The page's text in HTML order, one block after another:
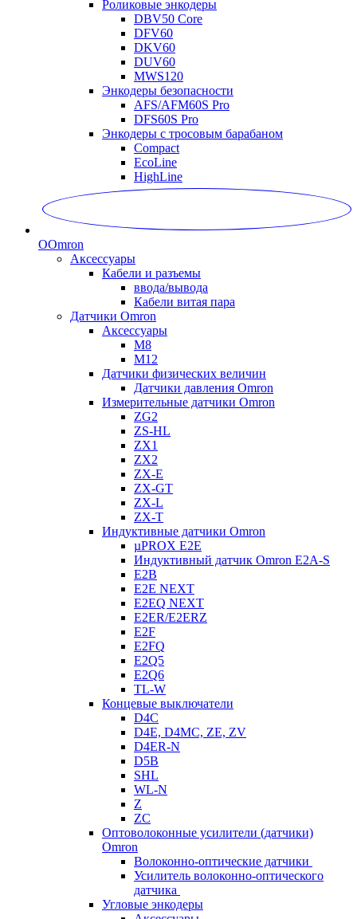
Роликовые энкодеры
DBV50 Core
DFV60
DKV60
DUV60
MWS120
Энкодеры безопасности
AFS/AFM60S Pro
DFS60S Pro
Энкодеры с тросовым барабаном
Compact
EcoLine
HighLine
OOmron
Аксессуары
Кабели и разъемы
ввода/вывода
Кабели витая пара
Датчики Omron
Аксессуары
M8
M12
Датчики физических величин
Датчики давления Omron
Измерительные датчики Omron
ZG2
ZS-HL
ZX1
ZX2
ZX-E
ZX-GT
ZX-L
ZX-T
Индуктивные датчики Omron
µPROX E2E
Индуктивный датчик Omron E2A-S
E2B
E2E NEXT
E2EQ NEXT
E2ER/E2ERZ
E2F
E2FQ
E2Q5
E2Q6
TL-W
Концевые выключатели
D4C
D4E, D4MC, ZE, ZV
D4ER-N
D5B
SHL
WL-N
Z
ZC
Оптоволоконные усилители (датчики)
Omron
Волоконно-оптические датчики
Усилитель волоконно-оптического
датчика
Угловые энкодеры